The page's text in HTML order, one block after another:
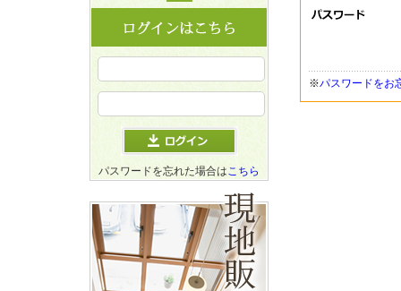
※パスワードをお
パスワードを忘れた場合はこちら